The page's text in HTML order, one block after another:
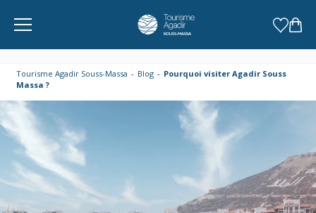
Tourisme Agadir Souss-Massa Blog
Pourquoi visiter Agadir Souss
Massa ?